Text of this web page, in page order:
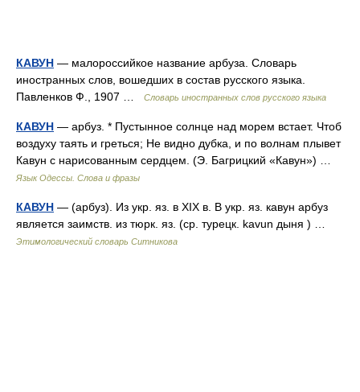
КАВУН — малороссийкое название арбуза. Словарь
иностранных слов, вошедших в состав русского языка.
Павленков Ф., 1907 …
Словарь иностранных слов русского языка
КАВУН — арбуз. * Пустынное солнце над морем встает. Чтоб
воздуху таять и греться; Не видно дубка, и по волнам плывет
Кавун с нарисованным сердцем. (Э. Багрицкий «Кавун») …
Язык Одессы. Слова и фразы
КАВУН — (арбуз). Из укр. яз. в XIX в. В укр. яз. кавун арбуз
является заимств. из тюрк. яз. (ср. турецк. kavun дыня ) …
Этимологический словарь Ситникова